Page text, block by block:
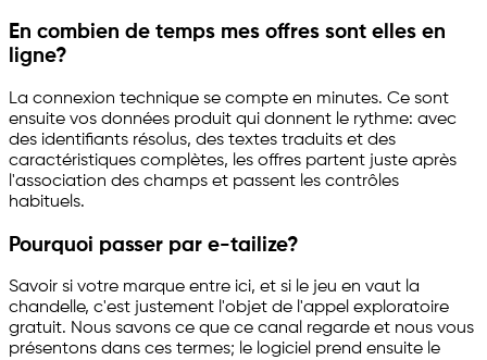
En combien de temps mes offres sont elles en
ligne?
La connexion technique se compte en minutes. Ce sont
ensuite vos données produit qui donnent le rythme: avec
des identifiants résolus, des textes traduits et des
caractéristiques complètes, les offres partent juste après
l'association des champs et passent les contrôles
habituels.
Pourquoi passer par e-tailize?
Savoir si votre marque entre ici, et si le jeu en vaut la
chandelle, c'est justement l'objet de l'appel exploratoire
gratuit. Nous savons ce que ce canal regarde et nous vous
présentons dans ces termes; le logiciel prend ensuite le